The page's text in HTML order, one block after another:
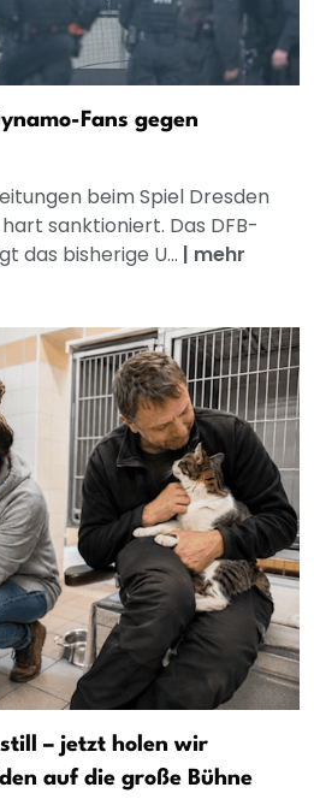
Fans gegen
beim Spiel Dresden
sanktioniert. Das DFB-
das bisherige U... | mehr
– jetzt holen wir
auf die große Bühne